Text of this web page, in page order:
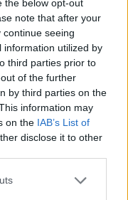
the below opt-out
note that after your
seeing
information utilized by
third parties prior to
of the further
by third parties on the
information may
on the IAB’s List of
disclose it to other
one or more Google
του 2000
Tο τρίτο
ραντεβού του
με την